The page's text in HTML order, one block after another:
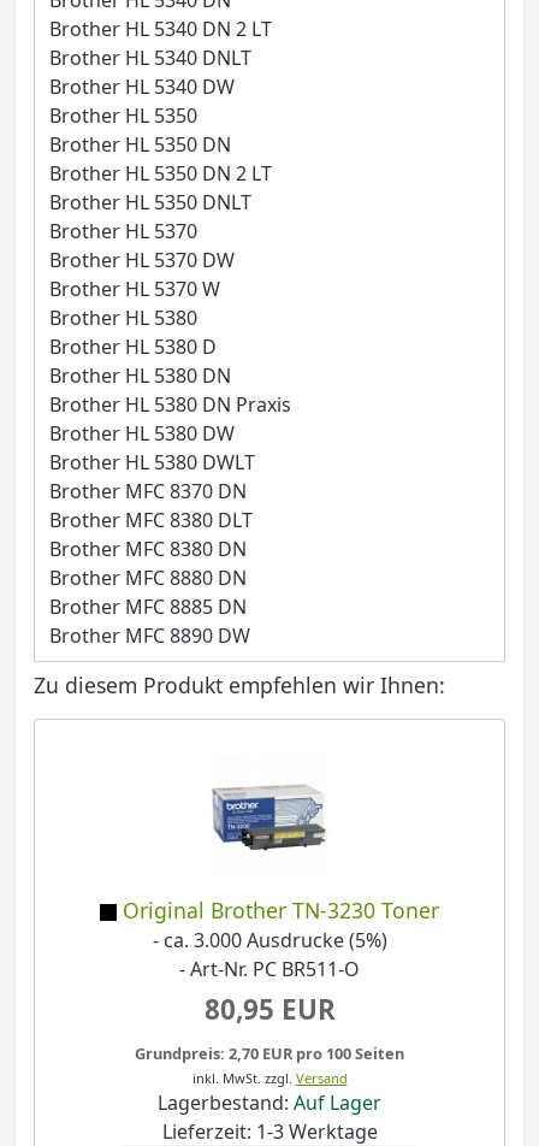
Brother HL 5340 DN 2 LT
Brother HL 5340 DNLT
Brother HL 5340 DW
Brother HL 5350
Brother HL 5350 DN
Brother HL 5350 DN 2 LT
Brother HL 5350 DNLT
Brother HL 5370
Brother HL 5370 DW
Brother HL 5370 W
Brother HL 5380
Brother HL 5380 D
Brother HL 5380 DN
Brother HL 5380 DN Praxis
Brother HL 5380 DW
Brother HL 5380 DWLT
Brother MFC 8370 DN
Brother MFC 8380 DLT
Brother MFC 8380 DN
Brother MFC 8880 DN
Brother MFC 8885 DN
Brother MFC 8890 DW
Zu diesem Produkt empfehlen wir Ihnen:
Original Brother TN-3230 Toner
- ca. 3.000 Ausdrucke (5%)
- Art-Nr. PC BR511-O
80,95 EUR
Grundpreis: 2,70 EUR pro 100 Seiten
inkl. MwSt. zzgl. Versand
Lagerbestand: Auf Lager
Lieferzeit: 1-3 Werktage